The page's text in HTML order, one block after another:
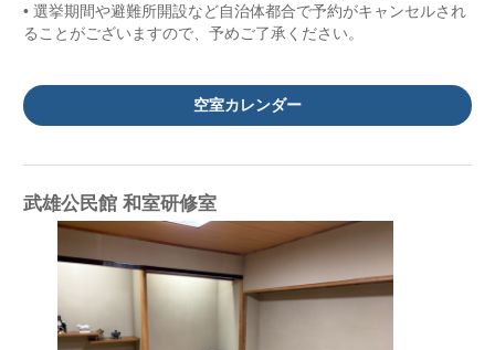
• 選挙期間や避難所開設など自治体都合で予約がキャンセルされ
ることがございますので、予めご了承ください。
空室カレンダー
武雄公民館 和室研修室